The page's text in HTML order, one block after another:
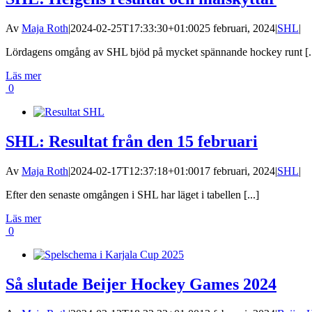
Av Maja Roth|2024-02-25T17:33:30+01:0025 februari, 2024|SHL|
Lördagens omgång av SHL bjöd på mycket spännande hockey runt
Läs mer
0
SHL: Resultat från den 15 februari
Av Maja Roth|2024-02-17T12:37:18+01:0017 februari, 2024|SHL|
Efter den senaste omgången i SHL har läget i tabellen [...]
Läs mer
0
Så slutade Beijer Hockey Games 2024